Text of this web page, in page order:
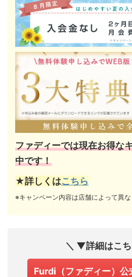
ファディーでは現在お得な
中です！
★詳しくはこちら
※キャンペーン内容は店舗によって異な
＼ ▼詳細はこ
Furdi（ファディー）公